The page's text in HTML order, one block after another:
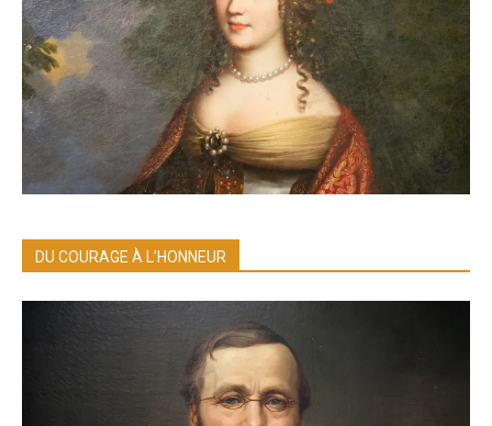
DU COURAGE À L’HONNEUR